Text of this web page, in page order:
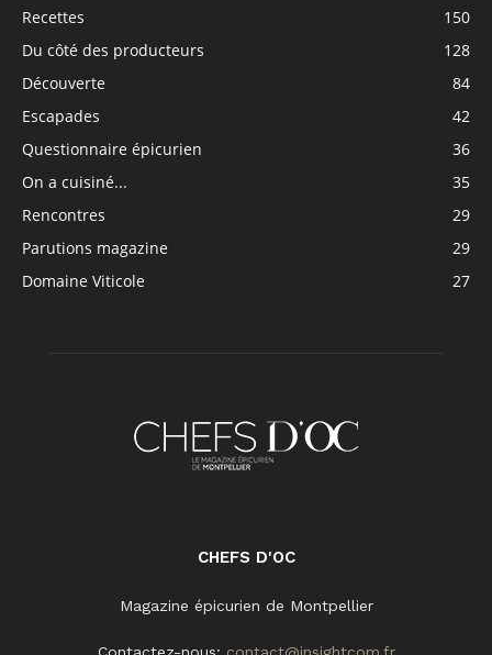
Recettes
150
Du côté des producteurs
128
Découverte
84
Escapades
42
Questionnaire épicurien
36
On a cuisiné...
35
Rencontres
29
Parutions magazine
29
Domaine Viticole
27
CHEFS D'OC
Magazine épicurien de Montpellier